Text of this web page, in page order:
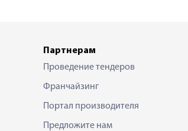
Партнерам
Проведение тендеров
Франчайзинг
Портал производителя
Предложите нам